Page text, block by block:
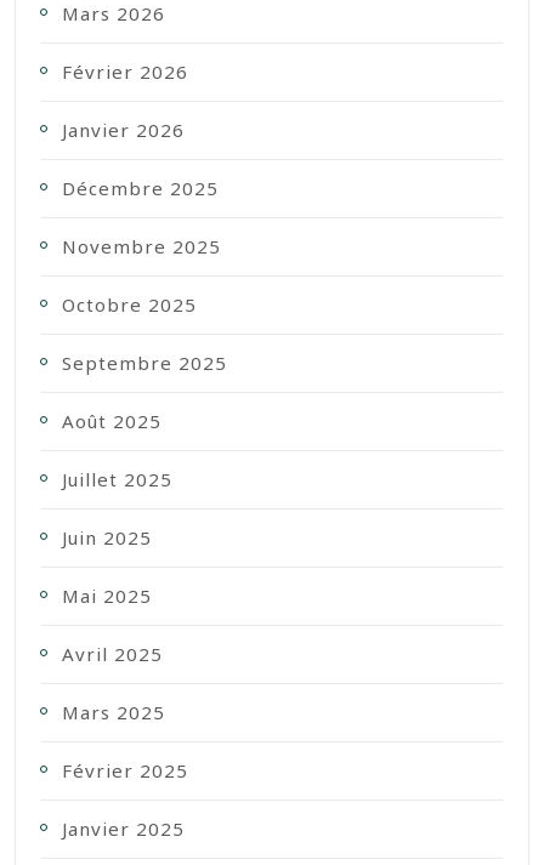
Mars 2026
Février 2026
Janvier 2026
Décembre 2025
Novembre 2025
Octobre 2025
Septembre 2025
Août 2025
Juillet 2025
Juin 2025
Mai 2025
Avril 2025
Mars 2025
Février 2025
Janvier 2025